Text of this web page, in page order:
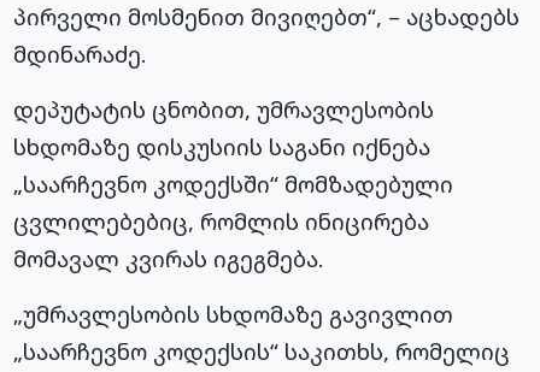
პირველი მოსმენით მივიღებთ“, – აცხადებს
მდინარაძე.
დეპუტატის ცნობით, უმრავლესობის
სხდომაზე დისკუსიის საგანი იქნება
„საარჩევნო კოდექსში“ მომზადებული
ცვლილებებიც, რომლის ინიცირება
მომავალ კვირას იგეგმება.
„უმრავლესობის სხდომაზე გავივლით
„საარჩევნო კოდექსის“ საკითხს, რომელიც